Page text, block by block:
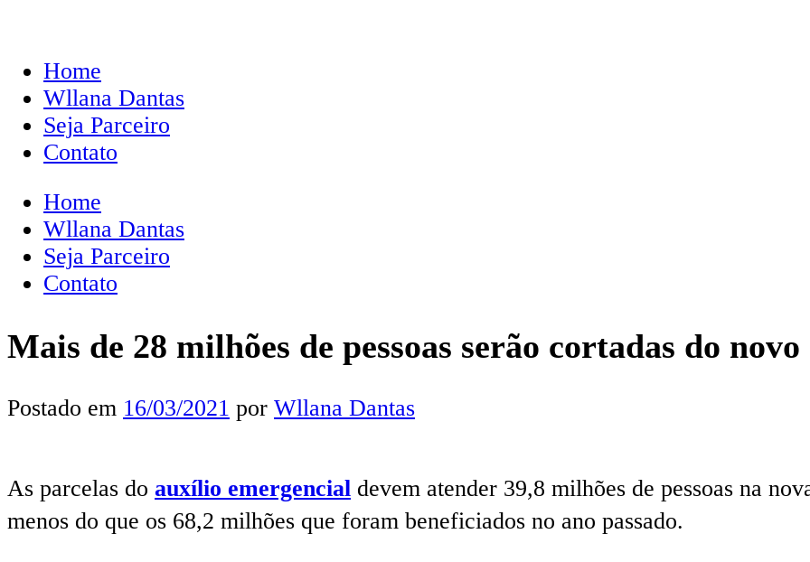
Home
Wllana Dantas
Seja Parceiro
Contato
Home
Wllana Dantas
Seja Parceiro
Contato
Mais de 28 milhões de pessoas serão cortadas do
Postado em 16/03/2021 por Wllana Dantas
As parcelas do auxílio emergencial devem atender 39,8 milhões de pessoas na
menos do que os 68,2 milhões que foram beneficiados no ano passado.